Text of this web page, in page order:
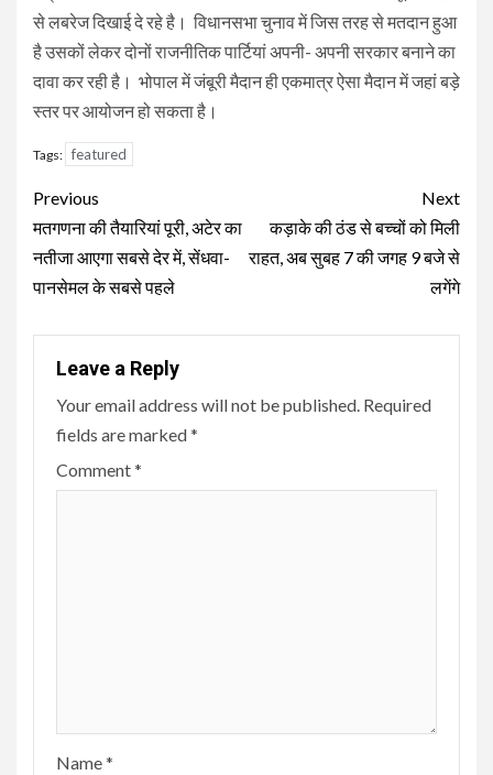
से लबरेज दिखाई दे रहे है। विधानसभा चुनाव में जिस तरह से मतदान हुआ
है उसकों लेकर दोनों राजनीतिक पार्टियां अपनी- अपनी सरकार बनाने का
दावा कर रही है। भोपाल में जंबूरी मैदान ही एकमात्र ऐसा मैदान में जहां बड़े
स्तर पर आयोजन हो सकता है।
Tags: featured
Continue
Reading
Previous
मतगणना की तैयारियां पूरी, अटेर का
नतीजा आएगा सबसे देर में, सेंधवा-
पानसेमल के सबसे पहले
Next
कड़ाके की ठंड से बच्चों को मिली
राहत, अब सुबह 7 की जगह 9 बजे से
लगेंगे
Leave a Reply
Your email address will not be published. Required
fields are marked*
Comment*
Name*